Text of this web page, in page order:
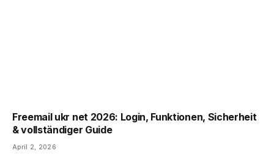
Freemail ukr net 2026: Login, Funktionen, Sicherheit
& vollständiger Guide
April 2, 2026